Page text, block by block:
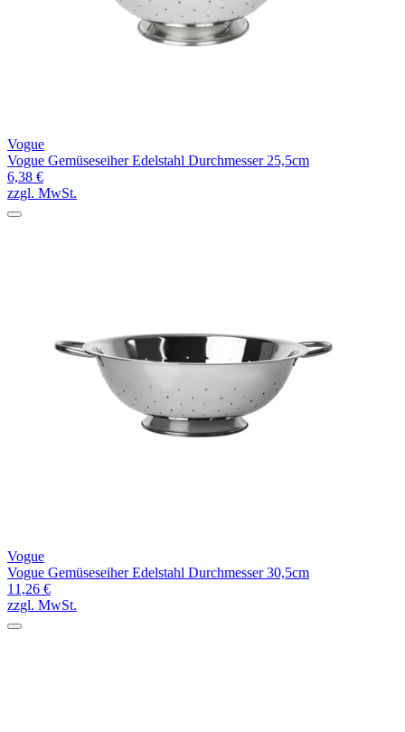
Vogue
Vogue Gemüseseiher Edelstahl Durchmesser 25,5cm
6,38 €
zzgl. MwSt.
Vogue
Vogue Gemüseseiher Edelstahl Durchmesser 30,5cm
11,26 €
zzgl. MwSt.